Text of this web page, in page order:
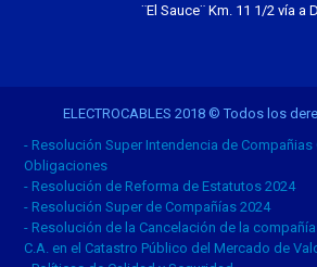
¨El Sauce¨ Km. 11 1/2 vía a
ELECTROCABLES 2018 © Todos los
- Resolución Super Intendencia de Compañias
Obligaciones
- Resolución de Reforma de Estatutos 2024
- Resolución Super de Compañías 2024
- Resolución de la Cancelación de la
C.A. en el Catastro Público del Mercado de